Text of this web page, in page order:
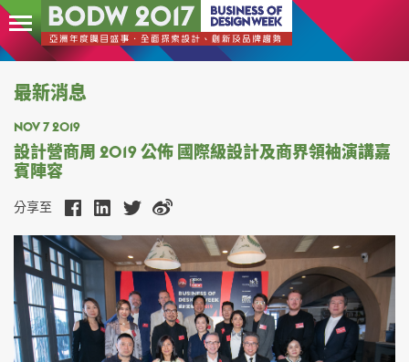
最新消息
NOV 7 2019
設計營商周 2019 公佈 國際級設計及商界領袖演講嘉
賓陣容
分享至